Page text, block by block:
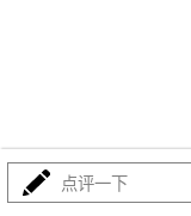
点评一下